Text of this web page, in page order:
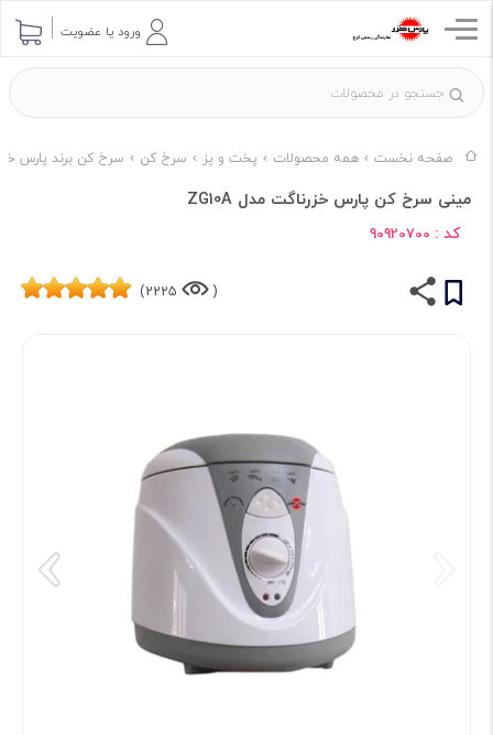
ورود یا عضویت
صفحه نخست همه محصولات پخت و پز سرخ کن سرخ کن برند پارس
مینی سرخ کن پارس خزرناگت مدل ZG10A
کد : 90920700
(
2225)